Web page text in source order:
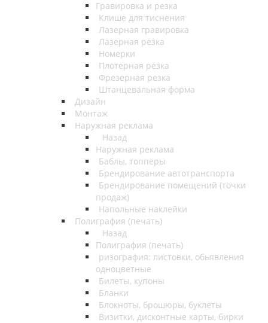
Гравировка и резка
Клише для тиснения
Лазерная гравировка
Лазерная резка
Номерки
Плотерная резка
Фрезерная резка
Штанцевальная форма
Дизайн
Монтаж
Наружная реклама
Назад
Наружная реклама
Баблы, топперы
Брендирование автотранспорта
Брендирование помещений (точки
продаж)
Напольные наклейки
Полиграфия (печать)
Назад
Полиграфия (печать)
ризография: листовки, обьявления
одноцветные
Билеты, купоны
Бланки
Блокноты, брошюры, буклеты
Визитки, дисконтные карты, бирки